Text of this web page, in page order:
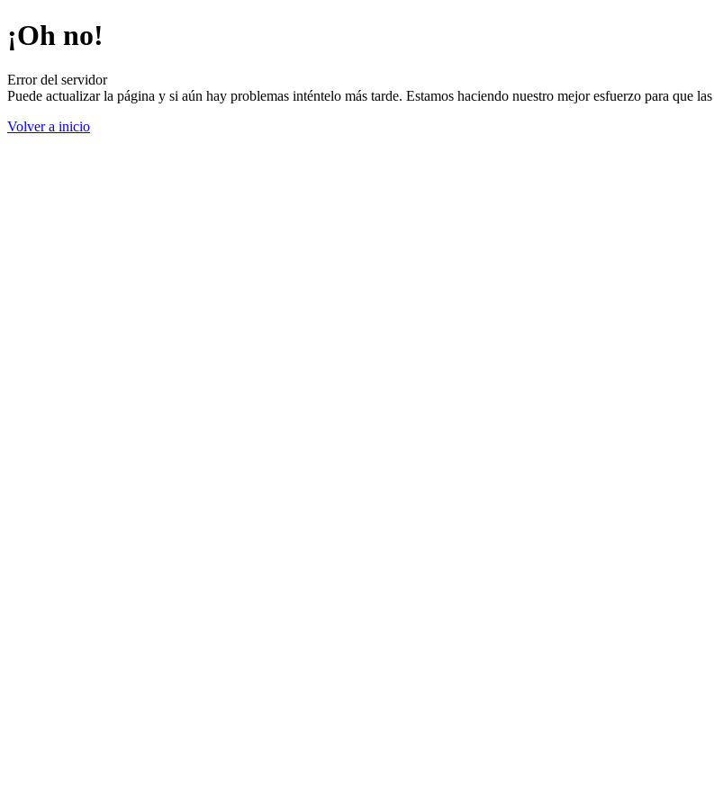
¡Oh no!
Error del servidor
Puede actualizar la página y si aún hay problemas inténtelo más tarde. Estamos haciendo nuestro mejor esfuerzo para que
Volver a inicio